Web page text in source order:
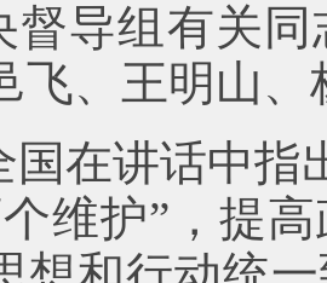
督导组有关
飞、王明山
国在讲话中指
维护”，提